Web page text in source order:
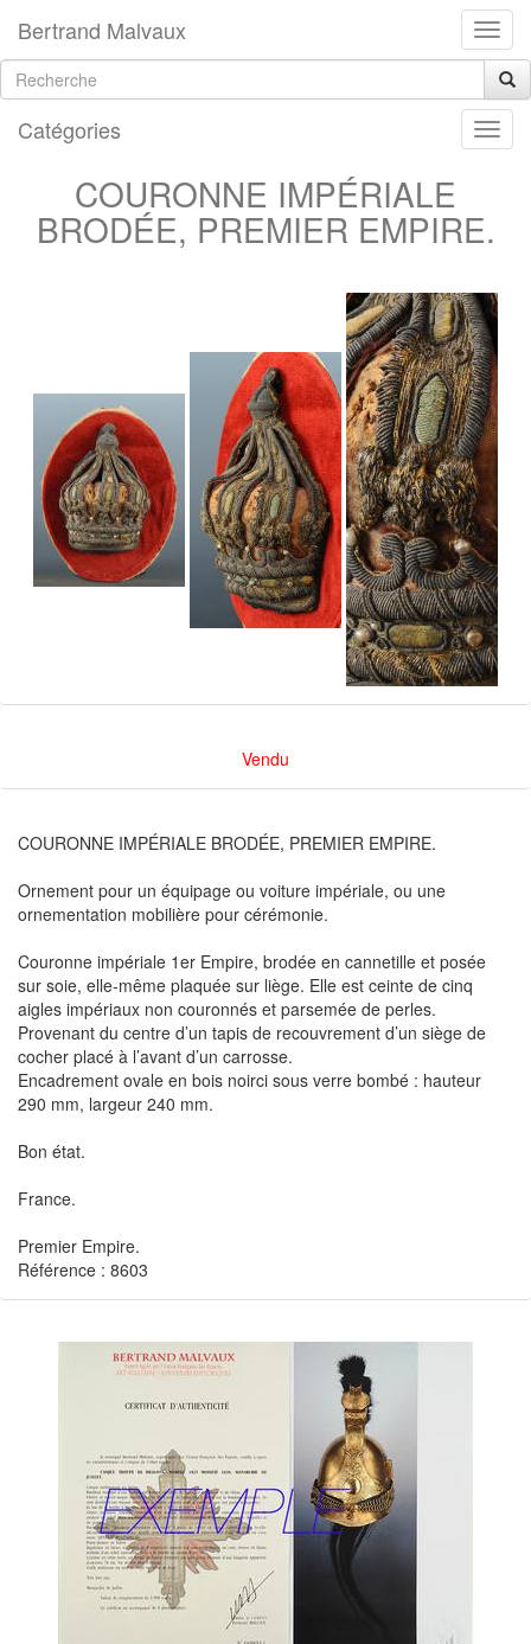
Bertrand Malvaux
Catégories
COURONNE IMPÉRIALE
BRODÉE, PREMIER EMPIRE.
Vendu
COURONNE IMPÉRIALE BRODÉE, PREMIER EMPIRE.
Ornement pour un équipage ou voiture impériale, ou une
ornementation mobilière pour cérémonie.
Couronne impériale 1er Empire, brodée en cannetille et posée
sur soie, elle-même plaquée sur liège. Elle est ceinte de cinq
aigles impériaux non couronnés et parsemée de perles.
Provenant du centre d’un tapis de recouvrement d’un siège de
cocher placé à l’avant d’un carrosse.
Encadrement ovale en bois noirci sous verre bombé : hauteur
290 mm, largeur 240 mm.
Bon état.
France.
Premier Empire.
Référence : 8603